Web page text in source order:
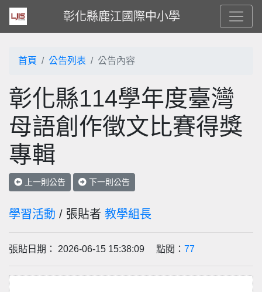
彰化縣鹿江國際中小學
首頁 公告列表 公告內容
彰化縣114學年度臺灣
母語創作徵文比賽得獎
專輯
上一則公告 下一則公告
學習活動 / 張貼者 教學組長
張貼日期： 2026-06-15 15:38:09 點閱： 77